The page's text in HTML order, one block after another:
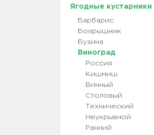
Ягодные кустарники
Барбарис
Боярышник
Бузина
Виноград
Россия
Кишмиш
Винный
Столовый
Технический
Неукрывной
Ранний